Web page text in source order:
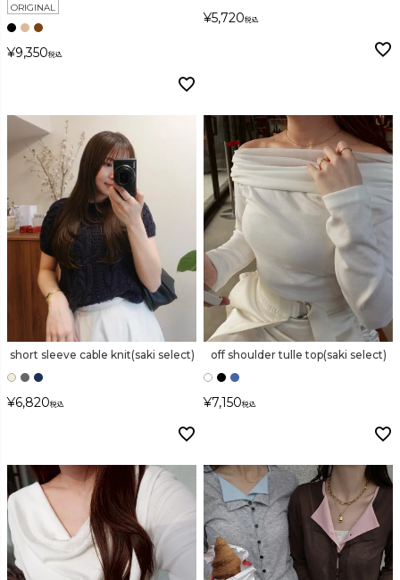
ORIGINAL
¥9,350税込
¥5,720税込
short sleeve cable knit(saki select)
¥6,820税込
off shoulder tulle top(saki select)
¥7,150税込